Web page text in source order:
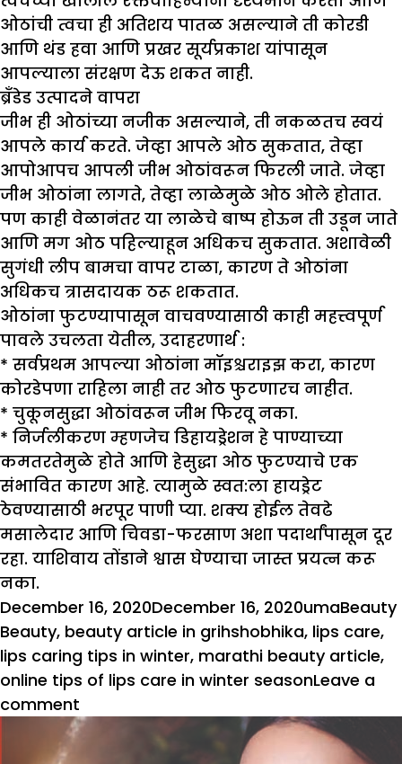
ओठांची त्वचा ही अतिशय पातळ असल्याने ती कोरडी
आणि थंड हवा आणि प्रखर सूर्यप्रकाश यांपासून
आपल्याला संरक्षण देऊ शकत नाही.
ब्रँडेड उत्पादने वापरा
जीभ ही ओठांच्या नजीक असल्याने, ती नकळतच स्वयं
आपले कार्य करते. जेव्हा आपले ओठ सुकतात, तेव्हा
आपोआपच आपली जीभ ओठांवरून फिरली जाते. जेव्हा
जीभ ओठांना लागते, तेव्हा लाळेमुळे ओठ ओले होतात.
पण काही वेळानंतर या लाळेचे बाष्प होऊन ती उडून जाते
आणि मग ओठ पहिल्याहून अधिकच सुकतात. अशावेळी
सुगंधी लीप बामचा वापर टाळा, कारण ते ओठांना
अधिकच त्रासदायक ठरू शकतात.
ओठांना फुटण्यापासून वाचवण्यासाठी काही महत्त्वपूर्ण
पावले उचलता येतील, उदाहरणार्थ :
* सर्वप्रथम आपल्या ओठांना मॉइश्चराइझ करा, कारण
कोरडेपणा राहिला नाही तर ओठ फुटणारच नाहीत.
* चुकूनसुद्धा ओठांवरून जीभ फिरवू नका.
* निर्जलीकरण म्हणजेच डिहायड्रेशन हे पाण्याच्या
कमतरतेमुळे होते आणि हेसुद्धा ओठ फुटण्याचे एक
संभावित कारण आहे. त्यामुळे स्वत:ला हायड्रेट
ठेवण्यासाठी भरपूर पाणी प्या. शक्य होईल तेवढे
मसालेदार आणि चिवडा-फरसाण अशा पदार्थांपासून दूर
रहा. याशिवाय तोंडाने श्वास घेण्याचा जास्त प्रयत्न करू
नका.
Posted
on
December 16, 2020December 16, 2020Author
umaBeauty
Beauty, beauty article in grihshobhika, lips care,
lips caring tips in winter, marathi beauty article,
online tips of lips care in winter seasonLeave a
comment
ओठ
फुटण्यापासून